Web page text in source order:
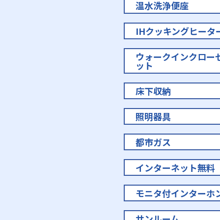
温水洗浄便座
IHクッキングヒータ
ウォークインクロー
ット
床下収納
照明器具
都市ガス
インターネット無料
モニタ付インターホ